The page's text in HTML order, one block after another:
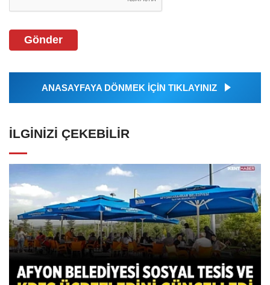
Gönder
ANASAYFAYA DÖNMEK İÇİN TIKLAYINIZ
İLGINIZI ÇEKEBILIR